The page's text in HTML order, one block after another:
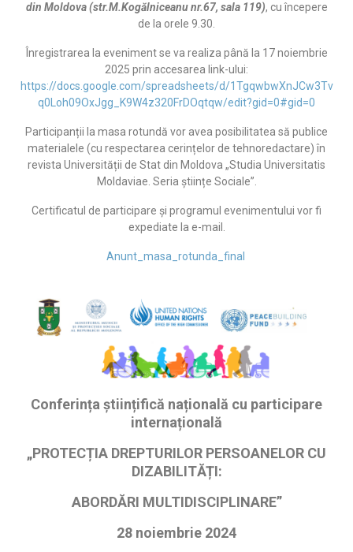
din Moldova (str.M.Kogălniceanu nr.67, sala 119), cu începere
de la orele 9.30.
Înregistrarea la eveniment se va realiza până la 17 noiembrie
2025 prin accesarea link-ului:
https://docs.google.com/spreadsheets/d/1TgqwbwXnJCw3Tv
q0Loh09OxJgg_K9W4z320FrDOqtqw/edit?gid=0#gid=0
Participanții la masa rotundă vor avea posibilitatea să publice
materialele (cu respectarea cerințelor de tehnoredactare) în
revista Universității de Stat din Moldova „Studia Universitatis
Moldaviae. Seria științe Sociale”.
Certificatul de participare și programul evenimentului vor fi
expediate la e-mail.
Anunt_masa_rotunda_final
Conferința științifică națională cu participare
internațională
„PROTECȚIA DREPTURILOR PERSOANELOR CU
DIZABILITĂȚI:
ABORDĂRI MULTIDISCIPLINARE”
28 noiembrie 2024